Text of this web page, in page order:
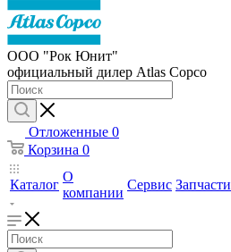
ООО "Рок Юнит"
официальный дилер Atlas Copco
Отложенные 0
Корзина 0
Каталог
О
компании
Сервис Запчасти